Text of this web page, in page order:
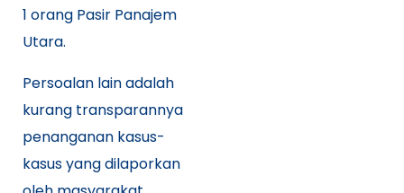
1 orang Pasir Panajem
Utara.
Persoalan lain adalah
kurang transparannya
penanganan kasus-
kasus yang dilaporkan